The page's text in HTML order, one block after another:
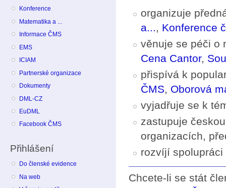
Konference
Matematika a ...
Informace ČMS
EMS
ICIAM
Partnerské organizace
Dokumenty
DML-CZ
EuDML
Facebook ČMS
Přihlášení
Do členské evidence
Na web
organizuje
a..., Konference
věnuje se péči o
Cena Cantor,
přispívá k
ČMS, Oborová
vyjadřuje se k
zastupuje
organizacích,
rozvíjí
Chcete-li se stát